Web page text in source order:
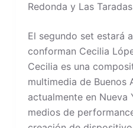
Redonda y Las
El segundo set estará
conforman Cecilia
Cecilia es una
multimedia de Buenos
actualmente en Nueva
medios de